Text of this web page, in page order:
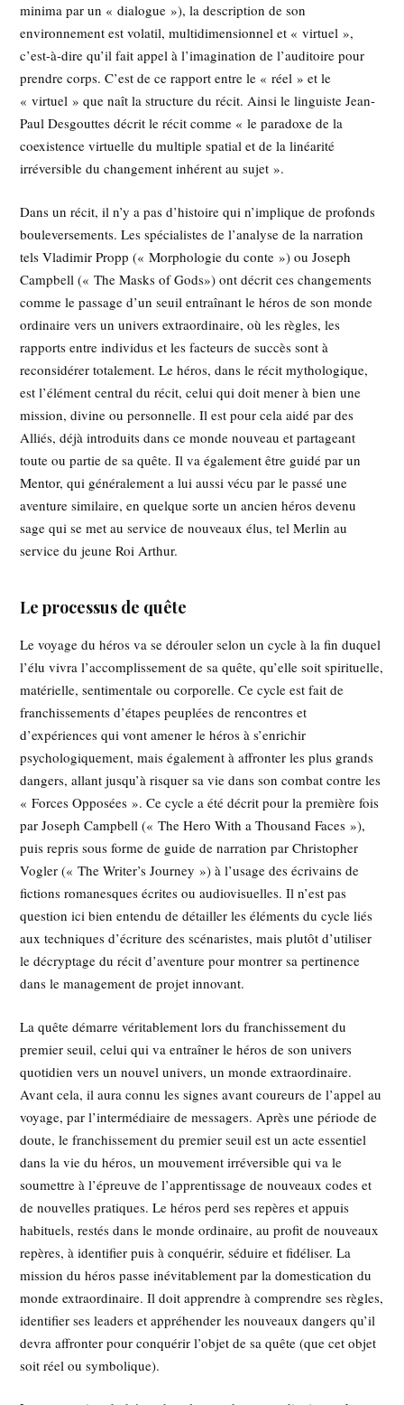
minima par un « dialogue »), la description de son
environnement est volatil, multidimensionnel et « virtuel »,
c’est-à-dire qu’il fait appel à l’imagination de l’auditoire pour
prendre corps. C’est de ce rapport entre le « réel » et le
« virtuel » que naît la structure du récit. Ainsi le linguiste Jean-
Paul Desgouttes décrit le récit comme « le paradoxe de la
coexistence virtuelle du multiple spatial et de la linéarité
irréversible du changement inhérent au sujet ».
Dans un récit, il n’y a pas d’histoire qui n’implique de profonds
bouleversements. Les spécialistes de l’analyse de la narration
tels Vladimir Propp (« Morphologie du conte ») ou Joseph
Campbell (« The Masks of Gods») ont décrit ces changements
comme le passage d’un seuil entraînant le héros de son monde
ordinaire vers un univers extraordinaire, où les règles, les
rapports entre individus et les facteurs de succès sont à
reconsidérer totalement. Le héros, dans le récit mythologique,
est l’élément central du récit, celui qui doit mener à bien une
mission, divine ou personnelle. Il est pour cela aidé par des
Alliés, déjà introduits dans ce monde nouveau et partageant
toute ou partie de sa quête. Il va également être guidé par un
Mentor, qui généralement a lui aussi vécu par le passé une
aventure similaire, en quelque sorte un ancien héros devenu
sage qui se met au service de nouveaux élus, tel Merlin au
service du jeune Roi Arthur.
Le processus de quête
Le voyage du héros va se dérouler selon un cycle à la fin duquel
l’élu vivra l’accomplissement de sa quête, qu’elle soit spirituelle,
matérielle, sentimentale ou corporelle. Ce cycle est fait de
franchissements d’étapes peuplées de rencontres et
d’expériences qui vont amener le héros à s’enrichir
psychologiquement, mais également à affronter les plus grands
dangers, allant jusqu’à risquer sa vie dans son combat contre les
« Forces Opposées ». Ce cycle a été décrit pour la première fois
par Joseph Campbell (« The Hero With a Thousand Faces »),
puis repris sous forme de guide de narration par Christopher
Vogler (« The Writer’s Journey ») à l’usage des écrivains de
fictions romanesques écrites ou audiovisuelles. Il n’est pas
question ici bien entendu de détailler les éléments du cycle liés
aux techniques d’écriture des scénaristes, mais plutôt d’utiliser
le décryptage du récit d’aventure pour montrer sa pertinence
dans le management de projet innovant.
La quête démarre véritablement lors du franchissement du
premier seuil, celui qui va entraîner le héros de son univers
quotidien vers un nouvel univers, un monde extraordinaire.
Avant cela, il aura connu les signes avant coureurs de l’appel au
voyage, par l’intermédiaire de messagers. Après une période de
doute, le franchissement du premier seuil est un acte essentiel
dans la vie du héros, un mouvement irréversible qui va le
soumettre à l’épreuve de l’apprentissage de nouveaux codes et
de nouvelles pratiques. Le héros perd ses repères et appuis
habituels, restés dans le monde ordinaire, au profit de nouveaux
repères, à identifier puis à conquérir, séduire et fidéliser. La
mission du héros passe inévitablement par la domestication du
monde extraordinaire. Il doit apprendre à comprendre ses règles,
identifier ses leaders et appréhender les nouveaux dangers qu’il
devra affronter pour conquérir l’objet de sa quête (que cet objet
soit réel ou symbolique).